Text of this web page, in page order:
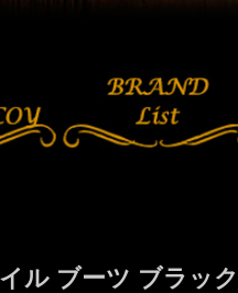
ル ブーツ ブラッ